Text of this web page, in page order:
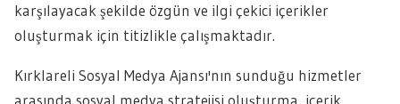
karşılayacak şekilde özgün ve ilgi çekici içerikler
oluşturmak için titizlikle çalışmaktadır.
Kırklareli Sosyal Medya Ajansı'nın sunduğu hizmetler
arasında sosyal medya stratejisi oluşturma, içerik